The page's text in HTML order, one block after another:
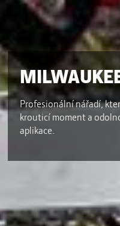
Profesionální nářadí,
krouticí moment a
aplikace.